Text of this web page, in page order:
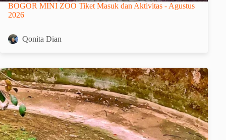
BOGOR MINI ZOO Tiket Masuk dan Aktivitas - Agustus
2026
Qonita Dian